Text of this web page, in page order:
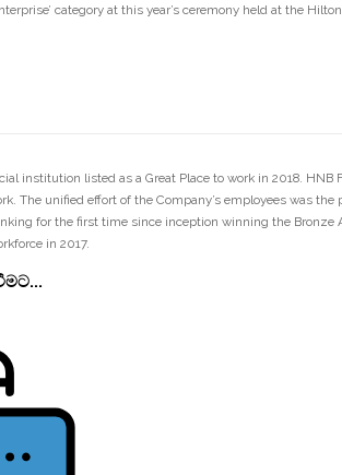
category at this year’s ceremony held at the
institution listed as a Great Place to work in 2018.
The unified effort of the Company’s employees was
for the first time since inception winning the
in 2017.